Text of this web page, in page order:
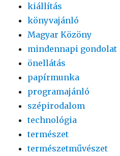
kiállítás
könyvajánló
Magyar Közöny
mindennapi gondolat
önellátás
papírmunka
programajánló
szépirodalom
technológia
természet
természetművészet